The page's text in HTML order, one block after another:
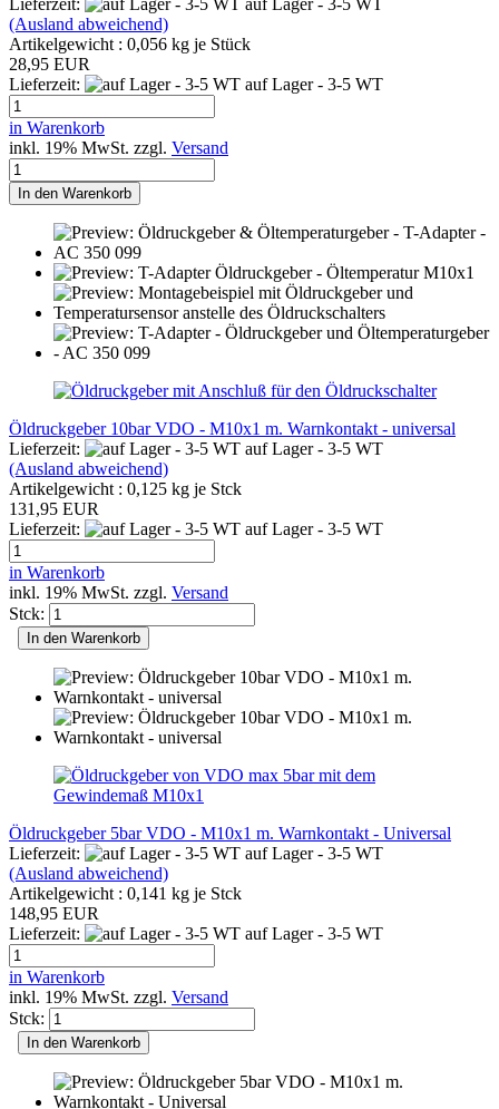
(Ausland abweichend)
Artikelgewicht : 0,056 kg je Stück
28,95 EUR
Lieferzeit:
auf Lager - 3-5 WT
in Warenkorb
inkl. 19% MwSt. zzgl. Versand
In den Warenkorb
Öldruckgeber 10bar VDO - M10x1 m. Warnkontakt - universal
Lieferzeit:
auf Lager - 3-5 WT
(Ausland abweichend)
Artikelgewicht : 0,125 kg je Stck
131,95 EUR
Lieferzeit:
auf Lager - 3-5 WT
in Warenkorb
inkl. 19% MwSt. zzgl. Versand
Stck:
In den Warenkorb
Öldruckgeber 5bar VDO - M10x1 m. Warnkontakt - Universal
Lieferzeit:
auf Lager - 3-5 WT
(Ausland abweichend)
Artikelgewicht : 0,141 kg je Stck
148,95 EUR
Lieferzeit:
auf Lager - 3-5 WT
in Warenkorb
inkl. 19% MwSt. zzgl. Versand
Stck:
In den Warenkorb